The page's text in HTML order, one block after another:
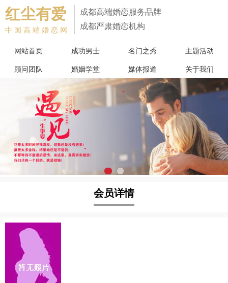
红尘有爱
中国高端婚恋网
成都高端婚恋服务品牌
成都严肃婚恋机构
网站首页 成功男士 名门之秀 主题活动
顾问团队 婚姻学堂 媒体报道 关于我们
会员详情